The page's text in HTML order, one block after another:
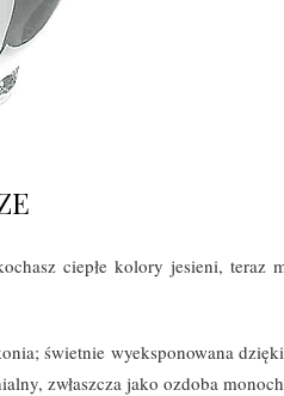
ciepłe kolory jesieni, teraz
świetnie wyeksponowana
zwłaszcza jako ozdoba